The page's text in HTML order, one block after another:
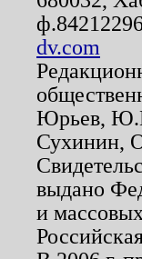
dv.com
Юрьев,
Сухинин,
выдано
и